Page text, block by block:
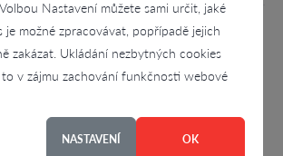
Nastavení můžete sami určit, jaké
je možné zpracovávat, popřípadě jejich
zakázat. Ukládání nezbytných cookies
v zájmu zachování funkčnosti webové
NASTAVENÍ OK